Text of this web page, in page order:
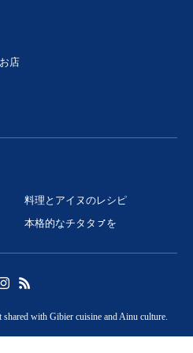
店
料理とアイヌのレシピ
本格的なチタタㇷ゚を
with Gibier cuisine and Ainu culture.